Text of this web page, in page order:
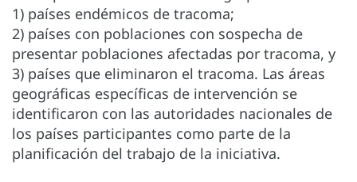
1) países endémicos de tracoma;
2) países con poblaciones con sospecha de
presentar poblaciones afectadas por tracoma, y
3) países que eliminaron el tracoma. Las áreas
geográficas específicas de intervención se
identificaron con las autoridades nacionales de
los países participantes como parte de la
planificación del trabajo de la iniciativa.